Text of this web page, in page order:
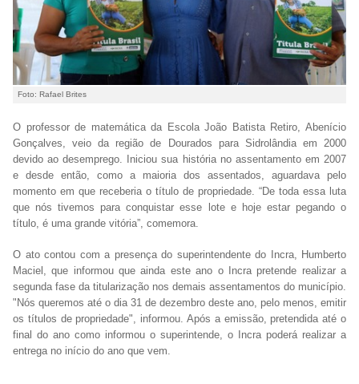
Foto: Rafael Brites
O professor de matemática da Escola João Batista Retiro, Abenício
Gonçalves, veio da região de Dourados para Sidrolândia em 2000
devido ao desemprego. Iniciou sua história no assentamento em 2007
e desde então, como a maioria dos assentados, aguardava pelo
momento em que receberia o título de propriedade. “De toda essa luta
que nós tivemos para conquistar esse lote e hoje estar pegando o
título, é uma grande vitória”, comemora.
O ato contou com a presença do superintendente do Incra, Humberto
Maciel, que informou que ainda este ano o Incra pretende realizar a
segunda fase da titularização nos demais assentamentos do município.
"Nós queremos até o dia 31 de dezembro deste ano, pelo menos, emitir
os títulos de propriedade", informou. Após a emissão, pretendida até o
final do ano como informou o superintende, o Incra poderá realizar a
entrega no início do ano que vem.